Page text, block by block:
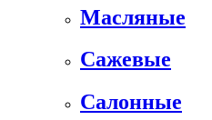
Масляные
Сажевые
Салонные